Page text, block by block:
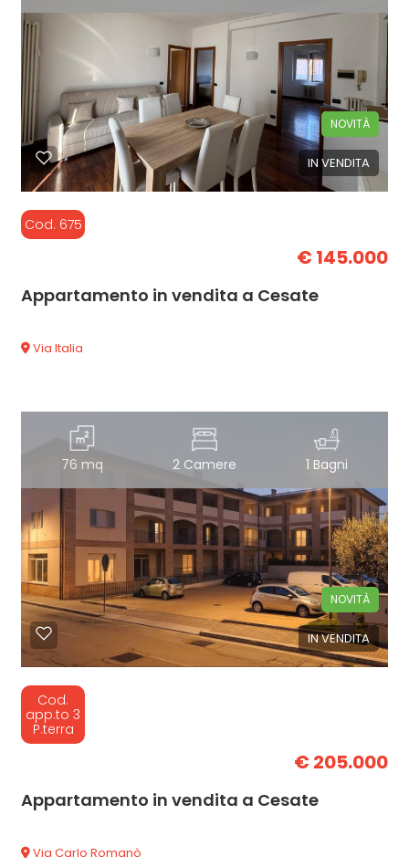
IN VENDITA
NOVITÀ
Cod. 675
€ 145.000
Appartamento in vendita a Cesate
Via Italia
76 mq 2 Camere 1 Bagni
IN VENDITA
NOVITÀ
Cod.
app.to 3
P.terra
€ 205.000
Appartamento in vendita a Cesate
Via Carlo Romanò